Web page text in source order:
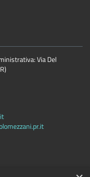
Via Del